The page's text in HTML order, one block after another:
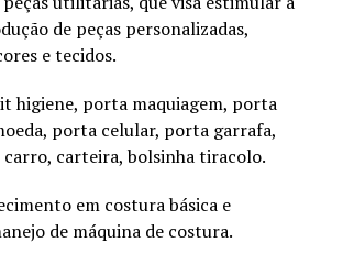
de peças personalizadas,
e tecidos.
higiene, porta maquiagem, porta
porta celular, porta garrafa,
carro, carteira, bolsinha tiracolo.
em costura básica e
de máquina de costura.